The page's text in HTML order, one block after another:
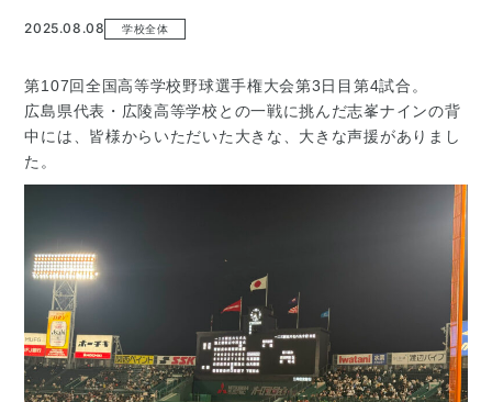
2025.08.08 学校全体
第107回全国高等学校野球選手権大会第3日目第4試合。
広島県代表・広陵高等学校との一戦に挑んだ志峯ナインの背
中には、皆様からいただいた大きな、大きな声援がありまし
た。